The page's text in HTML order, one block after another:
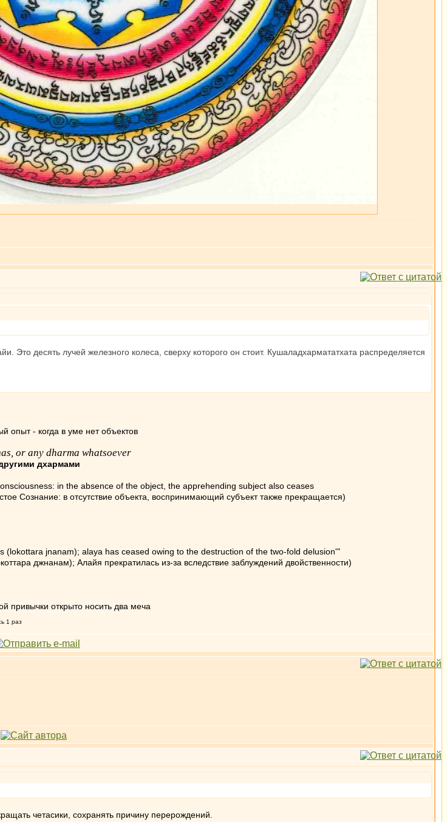
Это десять лучей железного колеса, сверху которого он стоит. Кушаладхармататхата распределяется
опыт - когда в уме нет объектов
or any dharma whatsoever
дхармами
in the absence of the object, the apprehending subject also ceases
Сознание: в отсутствие объекта, воспринимающий субъект также прекращается)
(lokottara jnanam); alaya has ceased owing to the destruction of the two-fold delusion'"
джнанам); Алайя прекратилась из-за вследствие заблуждений двойственности)
привычки открыто носить два меча
1 раз
четасики, сохранять причину перерождений.